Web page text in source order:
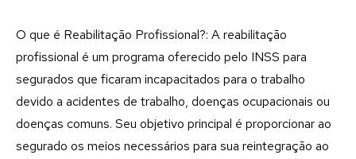
O que é Reabilitação Profissional?: A reabilitação
profissional é um programa oferecido pelo INSS para
segurados que ficaram incapacitados para o trabalho
devido a acidentes de trabalho, doenças ocupacionais ou
doenças comuns. Seu objetivo principal é proporcionar ao
segurado os meios necessários para sua reintegração ao